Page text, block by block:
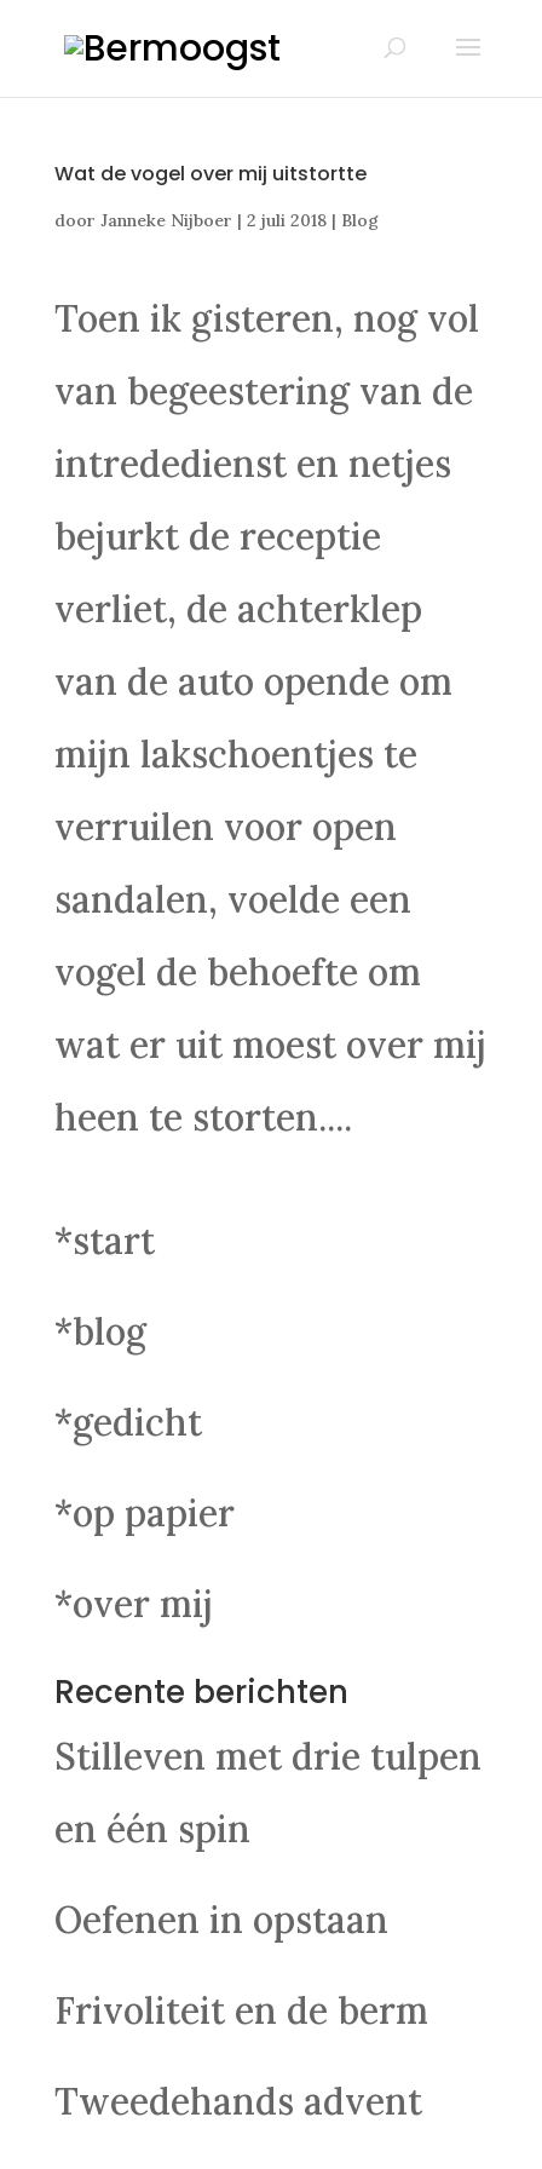
Wat de vogel over mij uitstortte
door Janneke Nijboer | 2 juli 2018| Blog
Toen ik gisteren, nog vol
van begeestering van de
intrededienst en netjes
bejurkt de receptie
verliet, de achterklep
van de auto opende om
mijn lakschoentjes te
verruilen voor open
sandalen, voelde een
vogel de behoefte om
wat er uit moest over mij
heen te storten....
*start
*blog
*gedicht
*op papier
*over mij
Recente berichten
Stilleven met drie tulpen
en één spin
Oefenen in opstaan
Frivoliteit en de berm
Tweedehands advent